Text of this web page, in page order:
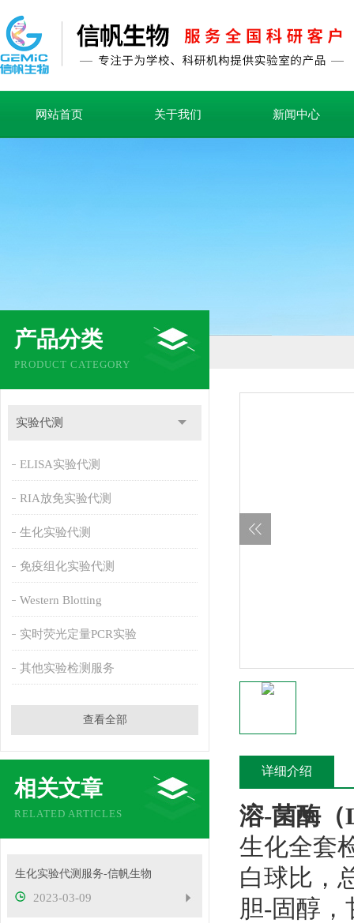
网站首页 关于我们 新闻中心
产品分类
PRODUCT CATEGORY
实验代测
ELISA实验代测
RIA放免实验代测
生化实验代测
免疫组化实验代测
Western Blotting
实时荧光定量PCR实验
其他实验检测服务
查看全部
相关文章
RELATED ARTICLES
生化实验代测服务-信帆生物
2023-03-09
详细介绍
溶-菌酶
生化全套
白球比，
胆-固醇